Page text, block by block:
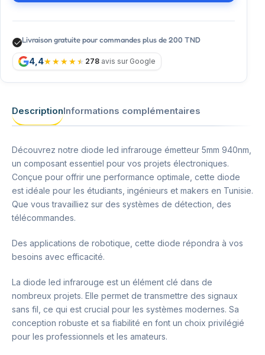
Livraison gratuite pour commandes plus de 200 TND
4,4 278 avis sur Google
DescriptionInformations complémentaires
Découvrez notre diode led infrarouge émetteur 5mm 940nm,
un composant essentiel pour vos projets électroniques.
Conçue pour offrir une performance optimale, cette diode
est idéale pour les étudiants, ingénieurs et makers en Tunisie.
Que vous travailliez sur des systèmes de détection, des
télécommandes.
Des applications de robotique, cette diode répondra à vos
besoins avec efficacité.
La diode led infrarouge est un élément clé dans de
nombreux projets. Elle permet de transmettre des signaux
sans fil, ce qui est crucial pour les systèmes modernes. Sa
conception robuste et sa fiabilité en font un choix privilégié
pour les professionnels et les amateurs.